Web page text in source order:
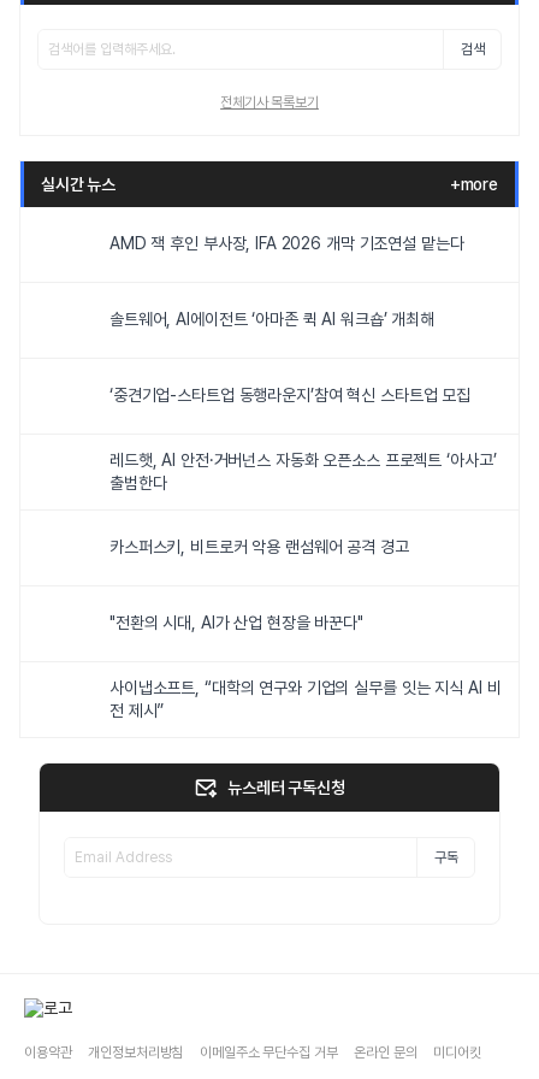
검색
전체기사 목록보기
실시간 뉴스 +more
AMD 잭 후인 부사장, IFA 2026 개막 기조연설 맡는다
솔트웨어, AI에이전트 ‘아마존 퀵 AI 워크숍’ 개최해
‘중견기업-스타트업 동행라운지’참여 혁신 스타트업 모집
레드햇, AI 안전·거버넌스 자동화 오픈소스 프로젝트 ‘아사고’
출범한다
카스퍼스키, 비트로커 악용 랜섬웨어 공격 경고
"전환의 시대, AI가 산업 현장을 바꾼다"
사이냅소프트, “대학의 연구와 기업의 실무를 잇는 지식 AI 비
전 제시”
뉴스레터 구독신청
구독
이용약관 개인정보처리방침 이메일주소 무단수집 거부 온라인 문의 미디어킷